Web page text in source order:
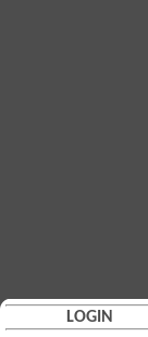
LOGIN